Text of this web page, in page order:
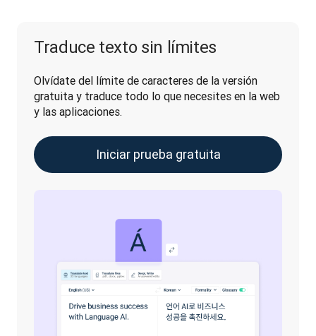
Traduce texto sin límites
Olvídate del límite de caracteres de la versión
gratuita y traduce todo lo que necesites en la web
y las aplicaciones.
Iniciar prueba gratuita